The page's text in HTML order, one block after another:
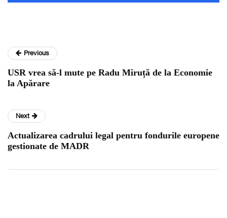
Previous
USR vrea să-l mute pe Radu Miruță de la Economie
la Apărare
Next
Actualizarea cadrului legal pentru fondurile europene
gestionate de MADR